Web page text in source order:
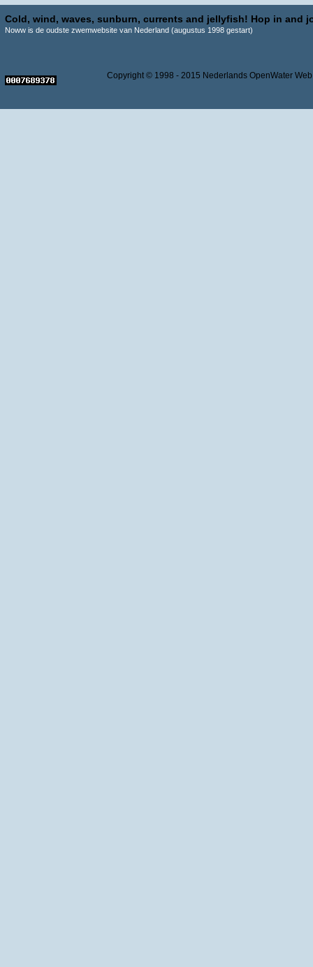
Cold, wind, waves, sunburn, currents and jellyfish! Hop in and
Noww is de oudste zwemwebsite van Nederland (augustus 1998 gestart)
Copyright © 1998 - 2015 Nederlands OpenWater